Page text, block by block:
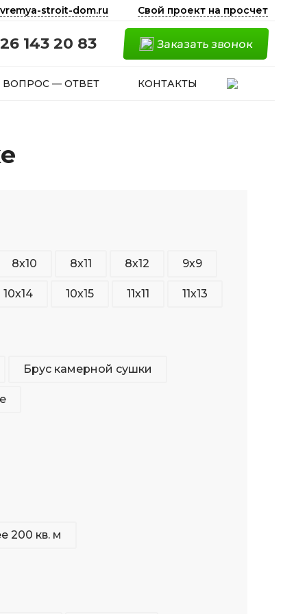
stroit-dom.ru Свой проект на просчет
143 20 83 Заказать звонок
ВОПРОС — ОТВЕТ КОНТАКТЫ
8х10 8х11 8х12 9х9
10х14 10х15 11х11 11х13
Брус камерной сушки
200 кв. м